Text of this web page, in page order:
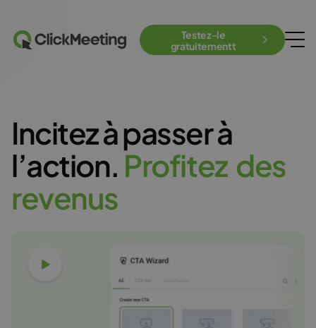
Testez-le
gratuitementt
Incitez à passer à
l’action. Profitez des
revenus